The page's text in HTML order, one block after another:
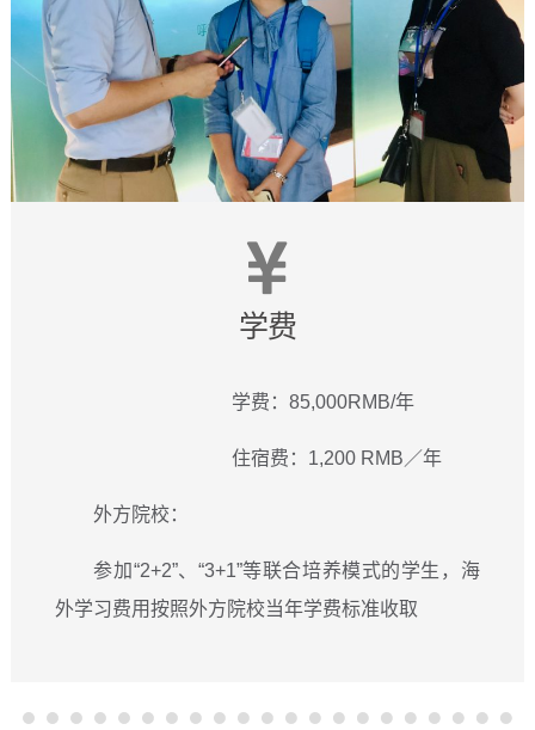
学费
学费：85,000RMB/年
住宿费：1,200 RMB／年
外方院校：
参加“2+2”、“3+1”等联合培养模式的学生，海
外学习费用按照外方院校当年学费标准收取